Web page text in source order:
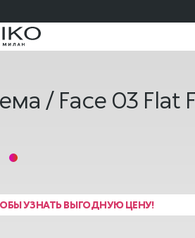
/ Face 03
УЗНАТЬ ВЫГОДНУЮ ЦЕНУ!